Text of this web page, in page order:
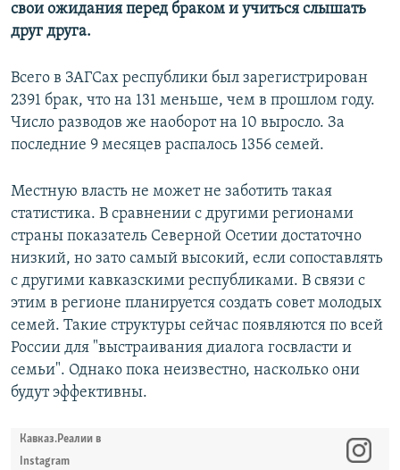
свои ожидания перед браком и учиться слышать
друг друга.
Всего в ЗАГСах республики был зарегистрирован
2391 брак, что на 131 меньше, чем в прошлом году.
Число разводов же наоборот на 10 выросло. За
последние 9 месяцев распалось 1356 семей.
Местную власть не может не заботить такая
статистика. В сравнении с другими регионами
страны показатель Северной Осетии достаточно
низкий, но зато самый высокий, если сопоставлять
с другими кавказскими республиками. В связи с
этим в регионе планируется создать совет молодых
семей. Такие структуры сейчас появляются по всей
России для "выстраивания диалога госвласти и
семьи". Однако пока неизвестно, насколько они
будут эффективны.
Кавказ.Реалии в
Instagram